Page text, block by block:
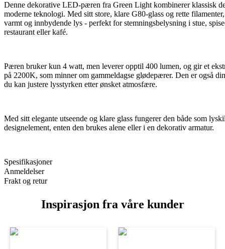
Denne dekorative LED-pæren fra Green Light kombinerer klassisk
moderne teknologi. Med sitt store, klare G80-glass og rette
varmt og innbydende lys - perfekt for stemningsbelysning i stue,
restaurant eller kafé.
Pæren bruker kun 4 watt, men leverer opptil 400 lumen, og gir et
på 2200K, som minner om gammeldagse glødepærer. Den er også
du kan justere lysstyrken etter ønsket atmosfære.
Med sitt elegante utseende og klare glass fungerer den både som
designelement, enten den brukes alene eller i en dekorativ armatur.
Spesifikasjoner
Anmeldelser
Frakt og retur
Inspirasjon fra våre kunder